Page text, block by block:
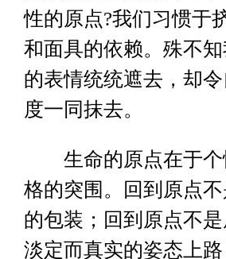
性的原点?我们习惯于
和面具的依赖。殊不
的表情统统遮去，却
度一同抹去。
生命的原点在于个
格的突围。回到原点
的包装；回到原点不
淡定而真实的姿态上